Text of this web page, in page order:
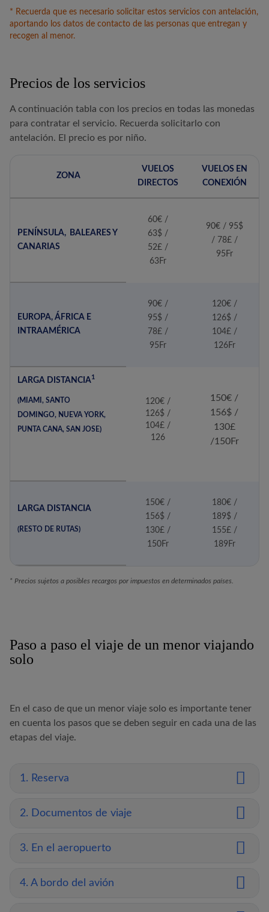
* Recuerda que es necesario solicitar estos servicios con antelación,
aportando los datos de contacto de las personas que entregan y
recogen al menor.
Precios de los servicios
A continuación tabla con los precios en todas las monedas
para contratar el servicio. Recuerda solicitarlo con
antelación. El precio es por niño.
ZONA
VUELOS
DIRECTOS
VUELOS EN
CONEXIÓN
PENÍNSULA, BALEARES Y
CANARIAS
60€ /
63$ /
52£ /
63Fr
90€ / 95$
/ 78£ /
95Fr
EUROPA, ÁFRICA E
INTRAAMÉRICA
90€ /
95$ /
78£ /
95Fr
120€ /
126$ /
104£ /
126Fr
LARGA DISTANCIA1
(MIAMI, SANTO
DOMINGO, NUEVA YORK,
PUNTA CANA, SAN JOSE)
120€ /
126$ /
104£ /
126
150€ /
156$ /
130£
/150Fr
LARGA DISTANCIA
(RESTO DE RUTAS)
150€ /
156$ /
130£ /
150Fr
180€ /
189$ /
155£ /
189Fr
* Precios sujetos a posibles recargos por impuestos en determinados países.
Paso a paso el viaje de un menor viajando
solo
En el caso de que un menor viaje solo es importante tener
en cuenta los pasos que se deben seguir en cada una de las
etapas del viaje.
1. Reserva
2. Documentos de viaje
3. En el aeropuerto
4. A bordo del avión